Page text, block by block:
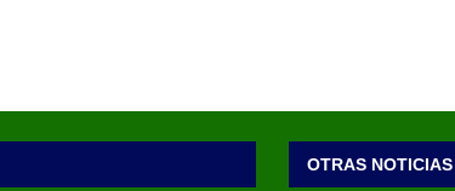
OTRAS NOTICIAS